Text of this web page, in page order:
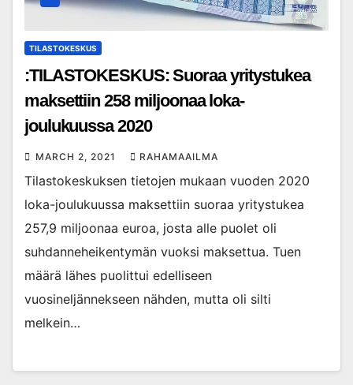
TILASTOKESKUS
:TILASTOKESKUS: Suoraa yritystukea
maksettiin 258 miljoonaa loka-
joulukuussa 2020
MARCH 2, 2021 RAHAMAAILMA
Tilastokeskuksen tietojen mukaan vuoden 2020
loka-joulukuussa maksettiin suoraa yritystukea
257,9 miljoonaa euroa, josta alle puolet oli
suhdanneheikentymän vuoksi maksettua. Tuen
määrä lähes puolittui edelliseen
vuosineljännekseen nähden, mutta oli silti
melkein…